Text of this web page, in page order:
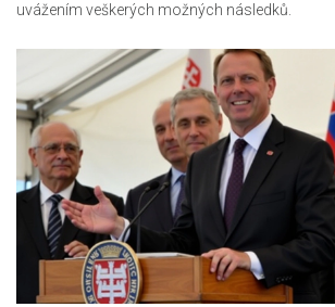
uvážením veškerých možných následků.